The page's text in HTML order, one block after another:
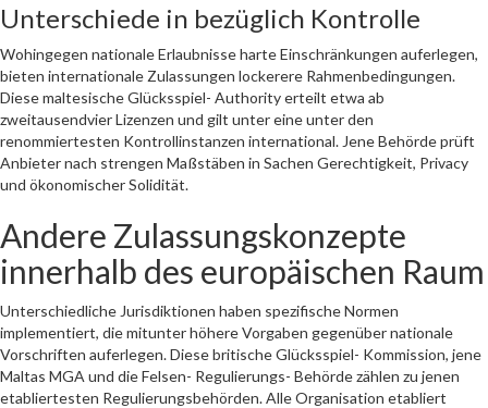
Unterschiede in bezüglich Kontrolle
Wohingegen nationale Erlaubnisse harte Einschränkungen auferlegen,
bieten internationale Zulassungen lockerere Rahmenbedingungen.
Diese maltesische Glücksspiel- Authority erteilt etwa ab
zweitausendvier Lizenzen und gilt unter eine unter den
renommiertesten Kontrollinstanzen international. Jene Behörde prüft
Anbieter nach strengen Maßstäben in Sachen Gerechtigkeit, Privacy
und ökonomischer Solidität.
Andere Zulassungskonzepte
innerhalb des europäischen Raum
Unterschiedliche Jurisdiktionen haben spezifische Normen
implementiert, die mitunter höhere Vorgaben gegenüber nationale
Vorschriften auferlegen. Diese britische Glücksspiel- Kommission, jene
Maltas MGA und die Felsen- Regulierungs- Behörde zählen zu jenen
etabliertesten Regulierungsbehörden. Alle Organisation etabliert